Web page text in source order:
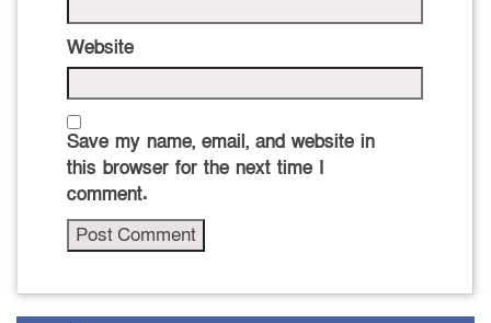
Website
Save my name, email, and website in
this browser for the next time I
comment.